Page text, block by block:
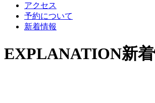
アクセス
予約について
新着情報
EXPLANATION新